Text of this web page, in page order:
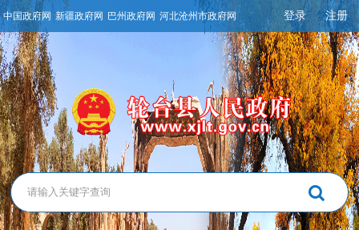
中国政府网 新疆政府网 巴州政府网 河北沧州市政府网 登录 注册